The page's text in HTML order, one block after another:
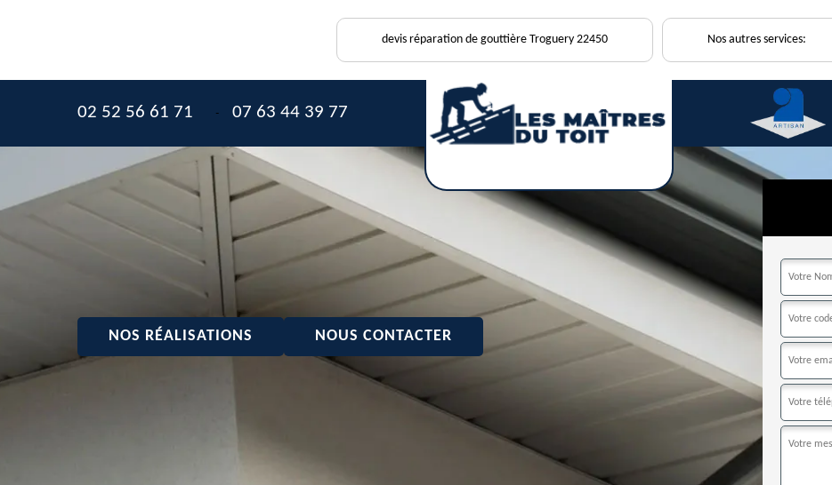
devis réparation de gouttière Troguery 22450 Nos autres services:
02 52 56 61 71 - 07 63 44 39 77
NOS RÉALISATIONS NOUS CONTACTER